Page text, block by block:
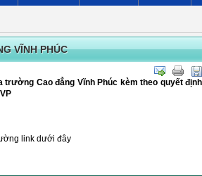
VĨNH PHÚC
trường Cao đẳng Vĩnh Phúc kèm theo quyết định
link dưới đây